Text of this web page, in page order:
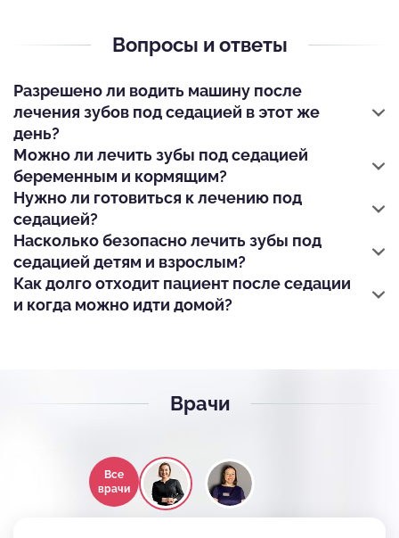
Вопросы и ответы
Разрешено ли водить машину после
лечения зубов под седацией в этот же
день?
Можно ли лечить зубы под седацией
беременным и кормящим?
Нужно ли готовиться к лечению под
седацией?
Насколько безопасно лечить зубы под
седацией детям и взрослым?
Как долго отходит пациент после седации
и когда можно идти домой?
Врачи
Все
врачи